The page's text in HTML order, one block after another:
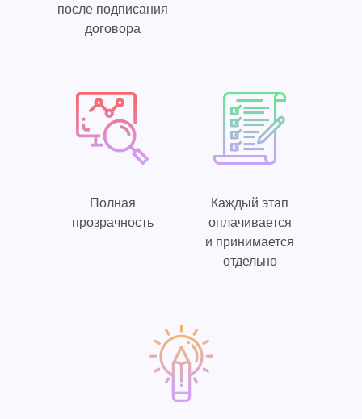
после подписания
договора
Полная
прозрачность
Каждый этап
оплачивается
и принимается
отдельно